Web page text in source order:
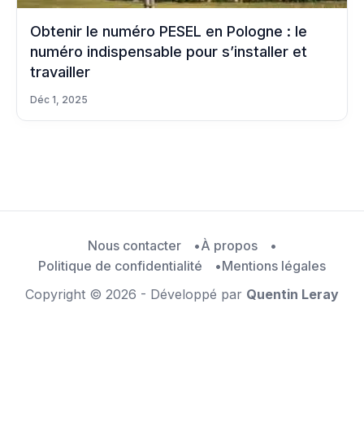
Obtenir le numéro PESEL en Pologne : le
numéro indispensable pour s’installer et
travailler
Déc 1, 2025
Nous contacter
À propos
Politique de confidentialité
Mentions légales
Copyright © 2026 - Développé par Quentin Leray